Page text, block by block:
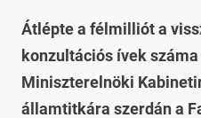
Átlépte a félmilliót a
konzultációs ívek
Miniszterelnöki
államtitkára szerdán a